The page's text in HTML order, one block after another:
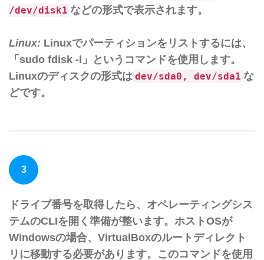
/dev/disk1 などの形式で表示されます。
Linux: Linuxでパーティションをリストするには、
「sudo fdisk -l」というコマンドを使用します。
Linuxのディスクの形式は dev/sda0, dev/sda1 な
どです。
3
ドライブ番号を取得したら、オペレーティングシス
テムのCLIを開く準備が整います。ホストOSが
Windowsの場合、VirtualBoxのルートディレクト
リに移動する必要があります。このコマンドを使用